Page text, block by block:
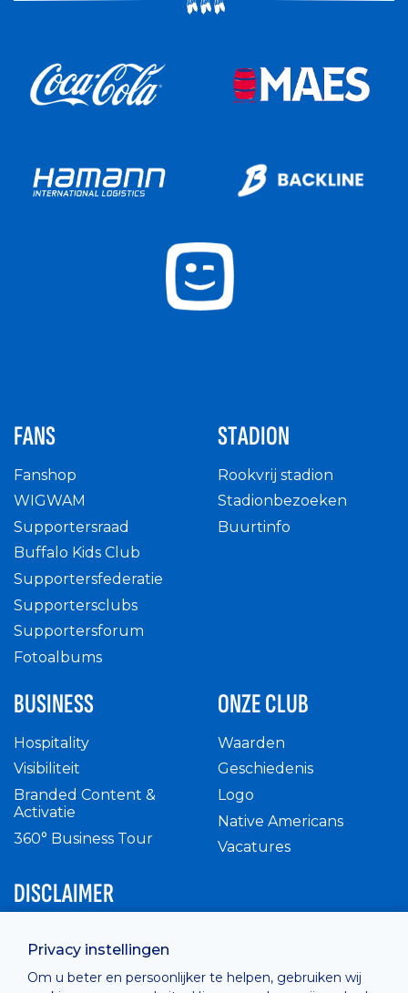
Privacy instellingen
Om u beter en persoonlijker te helpen, gebruiken wij
FANS
Fanshop
WIGWAM
Supportersraad
Buffalo Kids Club
Supportersfederatie
Supportersclubs
Supportersforum
Fotoalbums
STADION
Rookvrij stadion
Stadionbezoeken
Buurtinfo
BUSINESS
Hospitality
Visibiliteit
Branded Content &
Activatie
360° Business Tour
ONZE CLUB
Waarden
Geschiedenis
Logo
Native Americans
Vacatures
DISCLAIMER
Privacy Policy
Cashless